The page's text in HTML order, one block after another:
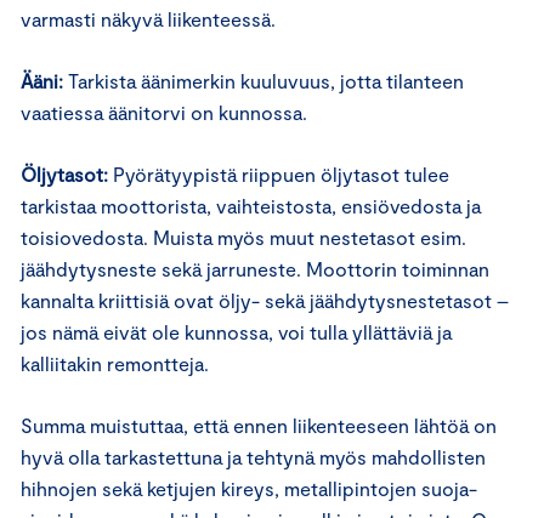
varmasti näkyvä liikenteessä.
Ääni: Tarkista äänimerkin kuuluvuus, jotta tilanteen
vaatiessa äänitorvi on kunnossa.
Öljytasot: Pyörätyypistä riippuen öljytasot tulee
tarkistaa moottorista, vaihteistosta, ensiövedosta ja
toisiovedosta. Muista myös muut nestetasot esim.
jäähdytysneste sekä jarruneste. Moottorin toiminnan
kannalta kriittisiä ovat öljy- sekä jäähdytysnestetasot –
jos nämä eivät ole kunnossa, voi tulla yllättäviä ja
kalliitakin remontteja.
Summa muistuttaa, että ennen liikenteeseen lähtöä on
hyvä olla tarkastettuna ja tehtynä myös mahdollisten
hihnojen sekä ketjujen kireys, metallipintojen suoja-